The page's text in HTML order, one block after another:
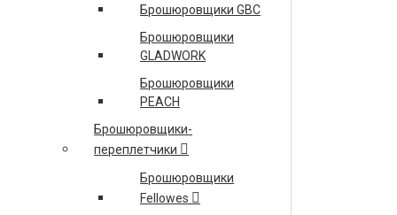
КОНТРОЛЛЕР ПРИНТЕРА RW-3600
1 BIN TRAY BN3090 ОДНОСЕКЦИОННЫЙ
CASTER TABLE TYPE D РОЛИКОВАЯ ПЛАТФОРМА
ТИП D
FINISHER SR3070 ФИНИШЕР ТИП SR3070
Брошюровщики GBC
Брошюровщики
GLADWORK
Брошюровщики
PEACH
Брошюровщики-
переплетчики
Брошюровщики
Fellowes